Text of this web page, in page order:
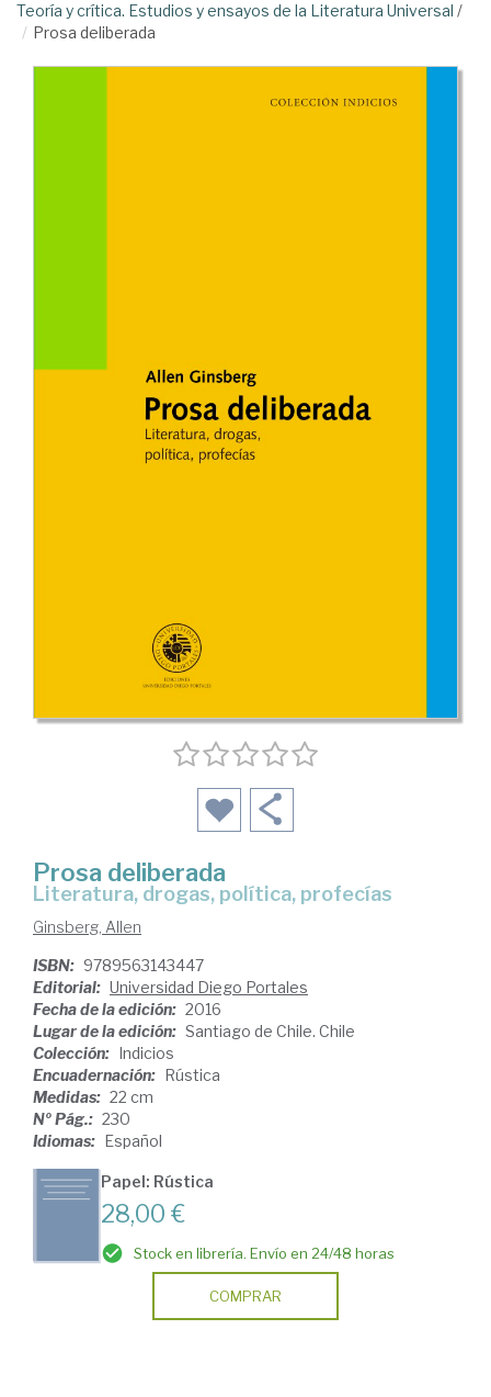
Teoría y crítica. Estudios y ensayos de la Literatura Universal /
Prosa deliberada
Prosa deliberada
literatura, drogas, política, profecías
Ginsberg, Allen
ISBN: 9789563143447
Editorial: Universidad Diego Portales
Fecha de la edición: 2016
Lugar de la edición: Santiago de Chile. Chile
Colección: Indicios
Encuadernación: Rústica
Medidas: 22 cm
Nº Pág.: 230
Idiomas: Español
Papel: Rústica
28,00 €
Stock en librería. Envío en 24/48 horas
COMPRAR